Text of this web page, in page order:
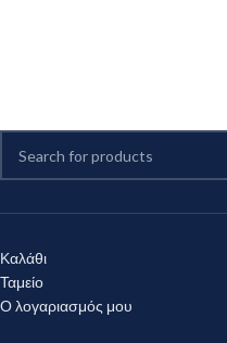
Καλάθι
Ταμείο
Ο λογαριασμός μου